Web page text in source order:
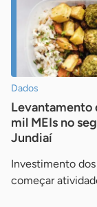
Dados
Levantamento
mil MEIs no
Jundiaí
Investimento
começar